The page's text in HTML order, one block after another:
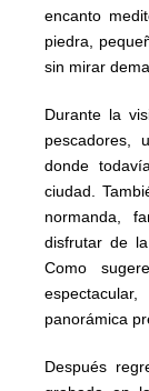
encanto
piedra,
sin mirar
Durante la
pescadores,
donde
ciudad.
normanda,
disfrutar de
Como
panorámica
Después